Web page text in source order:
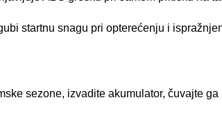
startnu snagu pri opterećenju i
sezone, izvadite akumulator, čuvajte